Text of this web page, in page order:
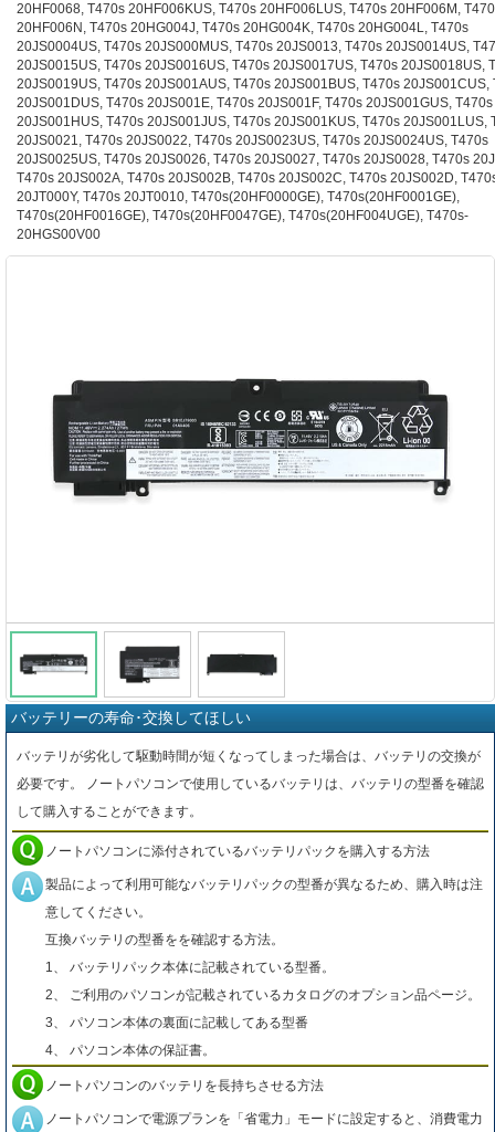
20HF0068, T470s 20HF006KUS, T470s 20HF006LUS, T470s 20HF006M,
20HF006N, T470s 20HG004J, T470s 20HG004K, T470s 20HG004L, T470s
20JS0004US, T470s 20JS000MUS, T470s 20JS0013, T470s 20JS0014US,
20JS0015US, T470s 20JS0016US, T470s 20JS0017US, T470s 20JS0018US,
20JS0019US, T470s 20JS001AUS, T470s 20JS001BUS, T470s 20JS001CUS,
20JS001DUS, T470s 20JS001E, T470s 20JS001F, T470s 20JS001GUS, T470s
20JS001HUS, T470s 20JS001JUS, T470s 20JS001KUS, T470s 20JS001LUS,
20JS0021, T470s 20JS0022, T470s 20JS0023US, T470s 20JS0024US, T470s
20JS0025US, T470s 20JS0026, T470s 20JS0027, T470s 20JS0028, T470s
T470s 20JS002A, T470s 20JS002B, T470s 20JS002C, T470s 20JS002D,
20JT000Y, T470s 20JT0010, T470s(20HF0000GE), T470s(20HF0001GE),
T470s(20HF0016GE), T470s(20HF0047GE), T470s(20HF004UGE), T470s-
20HGS00V00
バッテリーの寿命･交換してほしい
バッテリが劣化して駆動時間が短くなってしまった場合は、バッテリの交換が
必要です。 ノートパソコンで使用しているバッテリは、バッテリの型番を確認
して購入することができます。
ノートパソコンに添付されているバッテリパックを購入する方法
製品によって利用可能なバッテリパックの型番が異なるため、購入時は注
意してください。
互換バッテリの型番をを確認する方法。
1、 バッテリパック本体に記載されている型番。
2、 ご利用のパソコンが記載されているカタログのオプション品ページ。
3、 パソコン本体の裏面に記載してある型番
4、 パソコン本体の保証書。
ノートパソコンのバッテリを長持ちさせる方法
ノートパソコンで電源プランを「省電力」モードに設定すると、消費電力